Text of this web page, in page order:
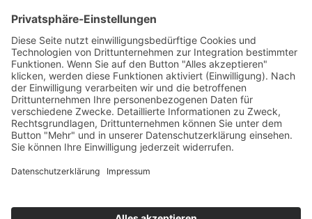
Freie Architektenplanung
Wohngesunde Bauweise
Sehr geringe Heizkosten
Alle KfW-Förderklassen möglich
Perfektes Raumklima
Inklusive
"Thermo 200" Dämmpaket
"Vaillant" Gasbrennwert mit Solar
KfW 70 gefördert
"5 Sterne" Sicherheitspaket
Hochwertige Zellulosedämmung
Elegante sichtbare Leimholzdecke